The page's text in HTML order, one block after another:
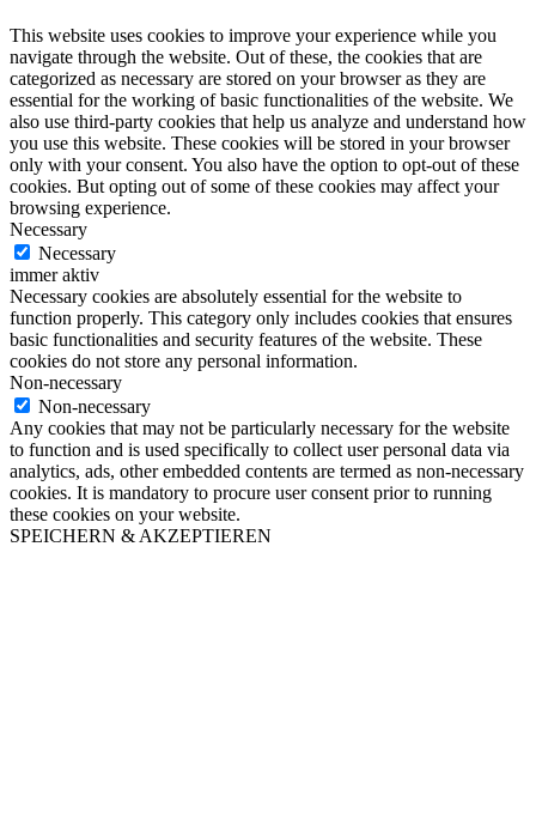
This website uses cookies to improve your experience while you
navigate through the website. Out of these, the cookies that are
categorized as necessary are stored on your browser as they are
essential for the working of basic functionalities of the website. We
also use third-party cookies that help us analyze and understand how
you use this website. These cookies will be stored in your browser
only with your consent. You also have the option to opt-out of these
cookies. But opting out of some of these cookies may affect your
browsing experience.
Necessary
Necessary
immer aktiv
Necessary cookies are absolutely essential for the website to
function properly. This category only includes cookies that ensures
basic functionalities and security features of the website. These
cookies do not store any personal information.
Non-necessary
Non-necessary
Any cookies that may not be particularly necessary for the website
to function and is used specifically to collect user personal data via
analytics, ads, other embedded contents are termed as non-necessary
cookies. It is mandatory to procure user consent prior to running
these cookies on your website.
SPEICHERN & AKZEPTIEREN